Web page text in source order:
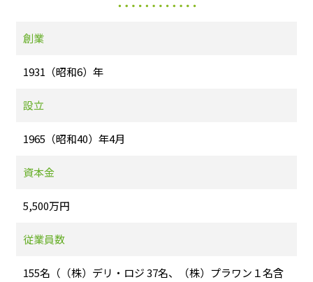
創業
1931（昭和6）年
設立
1965（昭和40）年4月
資本金
5,500万円
従業員数
155名（（株）デリ・ロジ 37名、（株）プラワン１名含